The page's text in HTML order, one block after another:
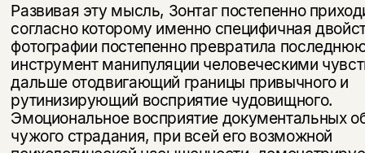
Развивая эту мысль, Зонтаг постепенно
согласно кото­рому именно специфичная
фотографии постепенно превра­тила
инструмент манипуляции человеческими
дальше отодвигающий границы привычного и
рутинизирующий восприятие чудовищного.
Эмоциональное восприятие документальных
чужого страдания, при всей его возможной